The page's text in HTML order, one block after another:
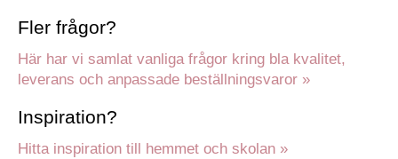
Fler frågor?
Här har vi samlat vanliga frågor kring bla kvalitet,
leverans och anpassade beställningsvaror »
Inspiration?
Hitta inspiration till hemmet och skolan »